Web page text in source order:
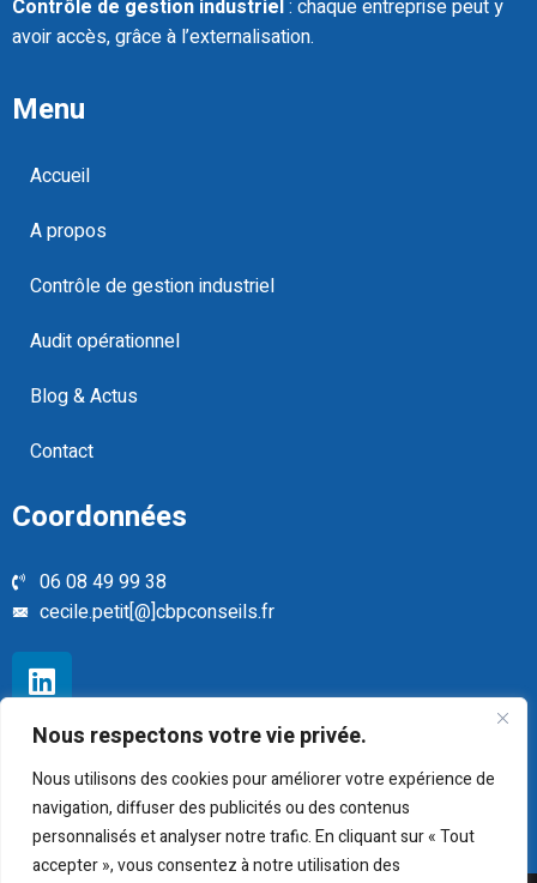
Nous respectons votre vie privée.
Nous utilisons des cookies pour améliorer votre expérience de
navigation, diffuser des publicités ou des contenus
personnalisés et analyser notre trafic. En cliquant sur « Tout
accepter », vous consentez à notre utilisation des
Contrôle de gestion industriel: chaque entreprise peut y
avoir accès, grâce à l’externalisation.
Menu
Accueil
A propos
Contrôle de gestion industriel
Audit opérationnel
Blog & Actus
Contact
Coordonnées
06 08 49 99 38
cecile.petit[@]cbpconseils.fr
Mentions légales
Politique de confidentialité
Plan du site